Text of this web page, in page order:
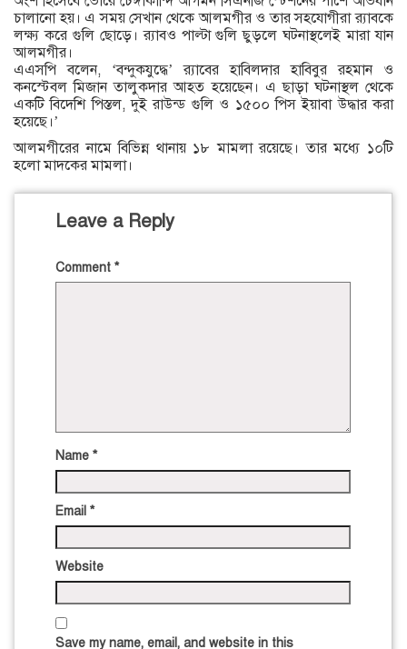
চালানো হয়। এ সময় সেখান থেকে আলমগীর ও তার সহযোগীরা র‌্যাবকে
লক্ষ্য করে গুলি ছোড়ে। র‌্যাবও পাল্টা গুলি ছুড়লে ঘটনাস্থলেই মারা যান
আলমগীর।
এএসপি বলেন, ‘বন্দুকযুদ্ধে’ র‌্যাবের হাবিলদার হাবিবুর রহমান ও
কনস্টেবল মিজান তালুকদার আহত হয়েছেন। এ ছাড়া ঘটনাস্থল থেকে
একটি বিদেশি পিস্তল, দুই রাউন্ড গুলি ও ১৫০০ পিস ইয়াবা উদ্ধার করা
হয়েছে।’
আলমগীরের নামে বিভিন্ন থানায় ১৮ মামলা রয়েছে। তার মধ্যে ১০টি
হলো মাদকের মামলা।
Leave a Reply
Comment *
Name *
Email *
Website
Save my name, email, and website in this